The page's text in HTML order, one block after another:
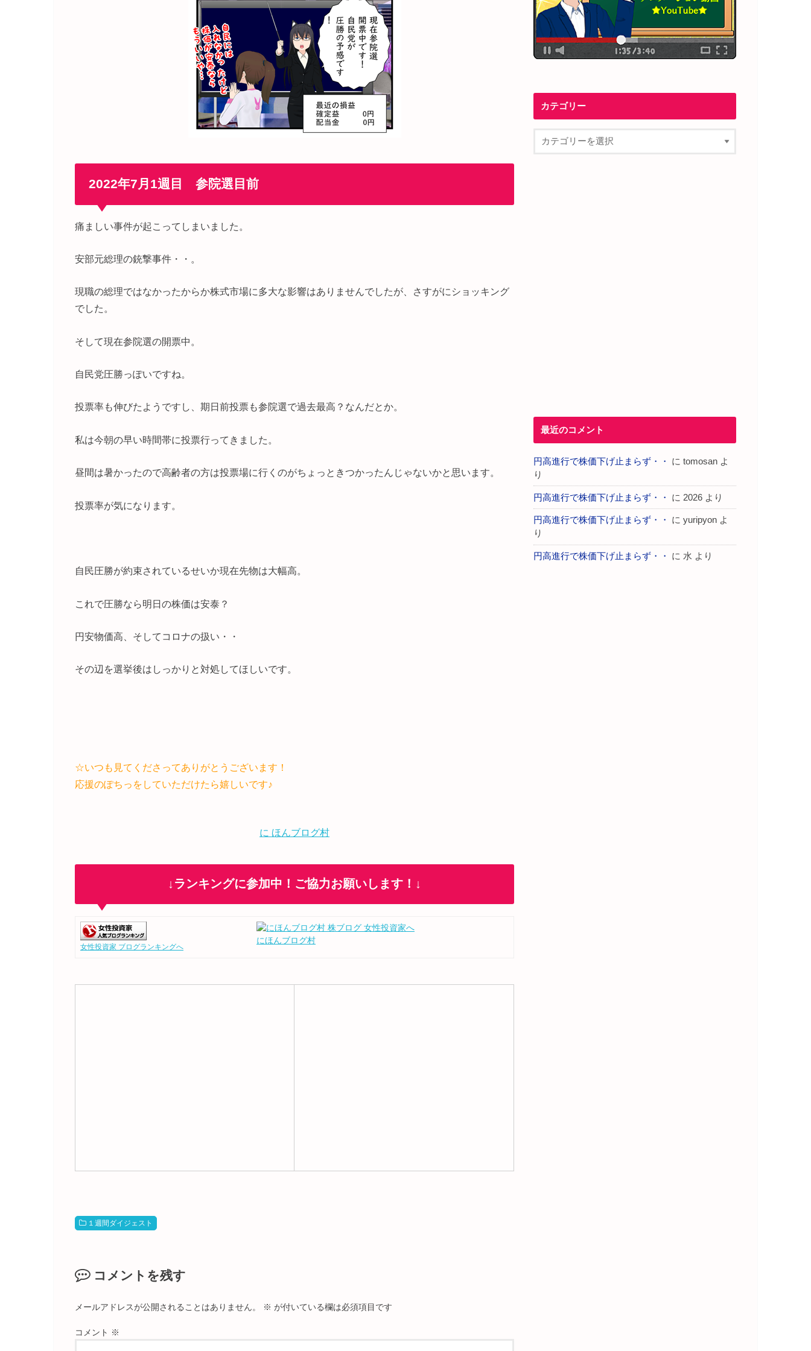
2022年7月1週目 参院選目前
痛ましい事件が起こってしまいました。
安部元総理の銃撃事件・・。
現職の総理ではなかったからか株式市場に多大な影響はありませんでしたが、さすがにショッキング
でした。
そして現在参院選の開票中。
自民党圧勝っぽいですね。
投票率も伸びたようですし、期日前投票も参院選で過去最高？なんだとか。
私は今朝の早い時間帯に投票行ってきました。
昼間は暑かったので高齢者の方は投票場に行くのがちょっときつかったんじゃないかと思います。
投票率が気になります。
自民圧勝が約束されているせいか現在先物は大幅高。
これで圧勝なら明日の株価は安泰？
円安物価高、そしてコロナの扱い・・
その辺を選挙後はしっかりと対処してほしいです。
☆いつも見てくださってありがとうございます！
応援のぽちっをしていただけたら嬉しいです♪
に ほんブログ村
↓ランキングに参加中！ご協力お願いします！↓
女性投資家 ブログランキングへ
にほんブログ村
１週間ダイジェスト
コメントを残す
メールアドレスが公開されることはありません。 ※ が付いている欄は必須項目です
コメント ※
カテゴリー
最近のコメント
円高進行で株価下げ止まらず・・ に tomosan よ
り
円高進行で株価下げ止まらず・・ に 2026 より
円高進行で株価下げ止まらず・・ に yuripyon よ
り
円高進行で株価下げ止まらず・・ に 水 より